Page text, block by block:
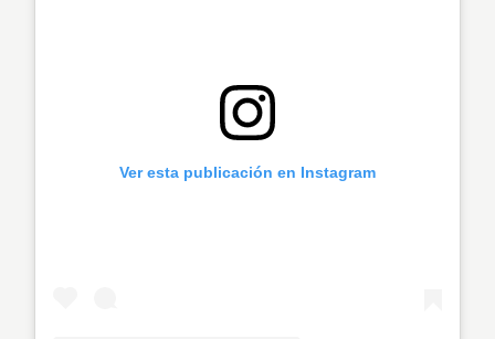
Ver esta publicación en Instagram